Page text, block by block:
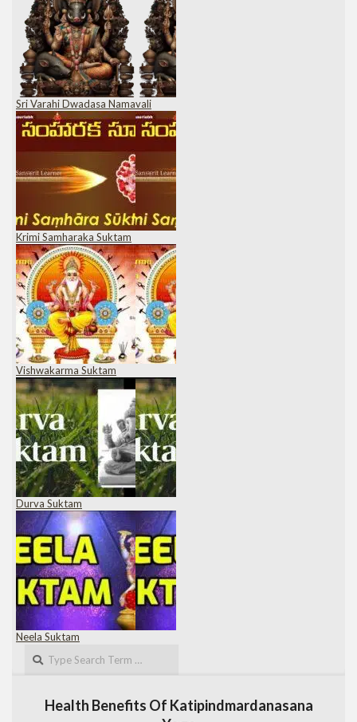
Sri Varahi Dwadasa Namavali
Krimi Samharaka Suktam
Vishwakarma Suktam
Durva Suktam
Neela Suktam
Health Benefits Of Katipindmardanasana